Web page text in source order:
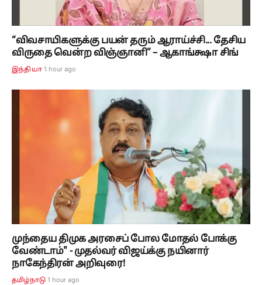
“விவசாயிகளுக்கு பயன் தரும் ஆராய்ச்சி... தேசிய
விருதை வென்ற விஞ்ஞானி” – ஆகாங்க்ஷா சிங்
இந்தியா 1 hour ago
முந்தைய திமுக அரசைப் போல மோதல் போக்கு
வேண்டாம்" - முதல்வர் விஜய்க்கு நயினார்
நாகேந்திரன் அறிவுரை!
தமிழ்நாடு 1 hour ago